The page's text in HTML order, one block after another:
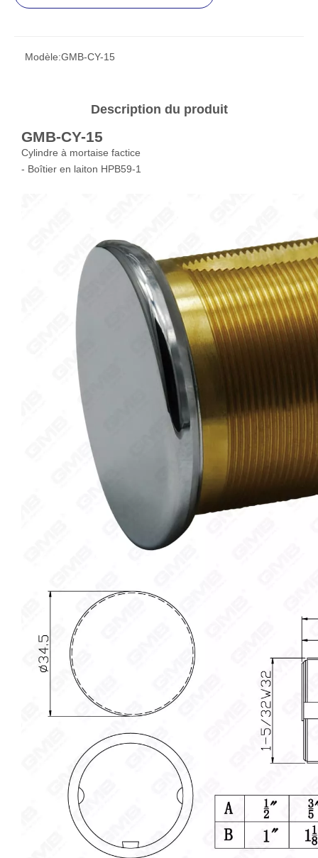
Modèle:GMB-CY-15
Description du produit
GMB-CY-15
Cylindre à mortaise factice
- Boîtier en laiton HPB59-1